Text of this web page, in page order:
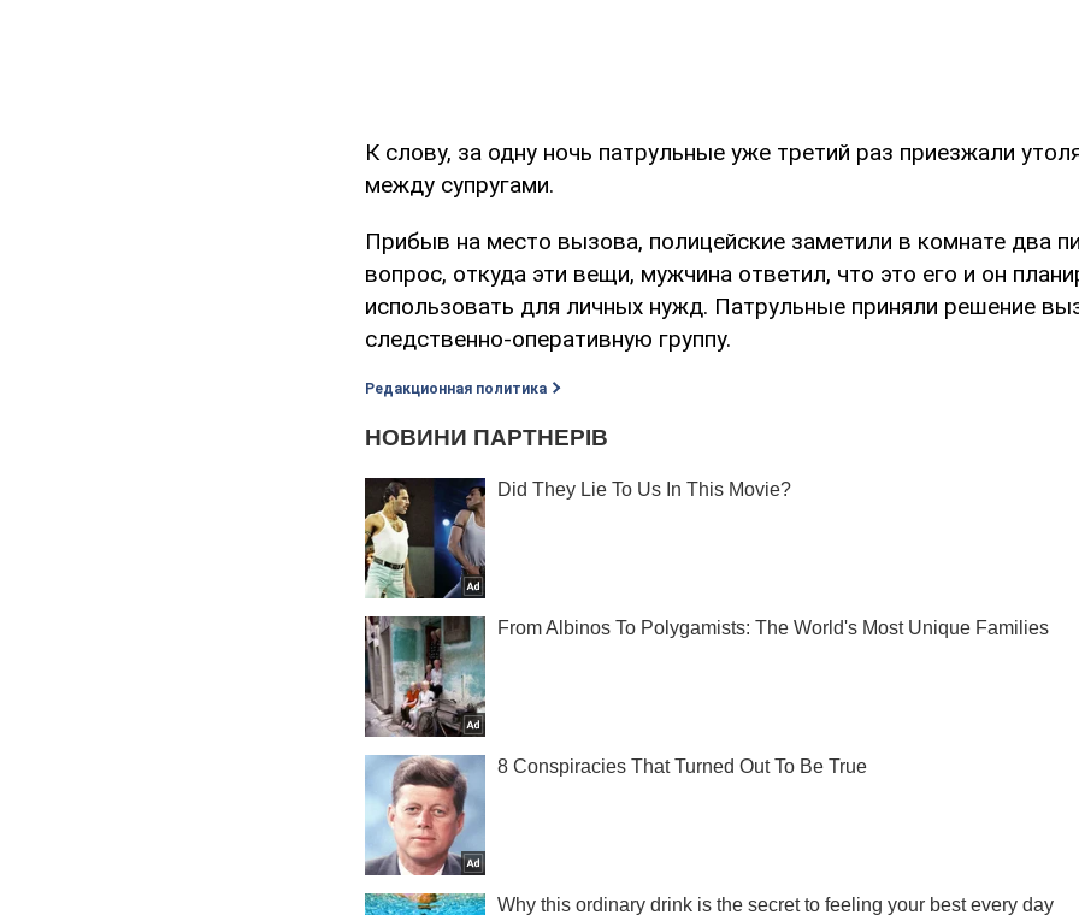
К слову, за одну ночь патрульные уже третий раз приезжали
между супругами.
Прибыв на место вызова, полицейские заметили в комнате два
вопрос, откуда эти вещи, мужчина ответил, что это его и он
использовать для личных нужд. Патрульные приняли решение
следственно-оперативную группу.
Редакционная политика